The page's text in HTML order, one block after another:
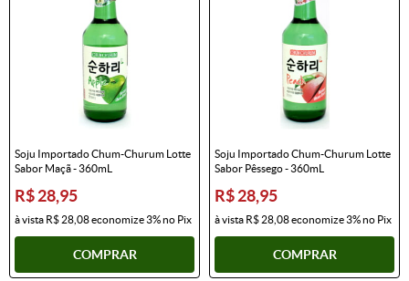
Soju Importado Chum-Churum Lotte
Sabor Maçã - 360mL
R$ 28,95
à vista R$ 28,08economize3%no Pix
COMPRAR
Soju Importado Chum-Churum Lotte
Sabor Pêssego - 360mL
R$ 28,95
à vista R$ 28,08economize3%no Pix
COMPRAR